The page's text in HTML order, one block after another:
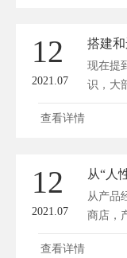
12
2021.07
搭建
现在提
识，大
在...
查看详情
12
2021.07
从产品
商店，
查看详情